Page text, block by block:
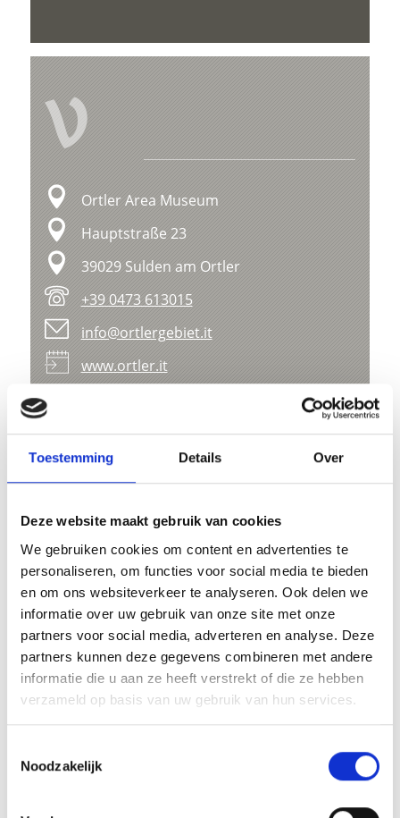
Toestemming Details Over
Deze website maakt gebruik van cookies
We gebruiken cookies om content en advertenties te
personaliseren, om functies voor social media te bieden
en om ons websiteverkeer te analyseren. Ook delen we
informatie over uw gebruik van onze site met onze
partners voor social media, adverteren en analyse. Deze
partners kunnen deze gegevens combineren met andere
informatie die u aan ze heeft verstrekt of die ze hebben
verzameld op basis van uw gebruik van hun services.
Noodzakelijk
V
Ortler Area Museum
Hauptstraße 23
39029 Sulden am Ortler
+39 0473 613015
info@ortlergebiet.it
www.ortler.it
Kaart- en hoogteprofiel
Impressies